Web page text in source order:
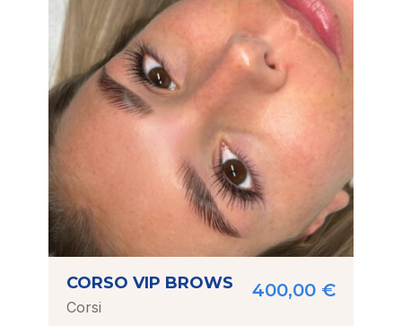
CORSO VIP BROWS
Corsi
400,00 €